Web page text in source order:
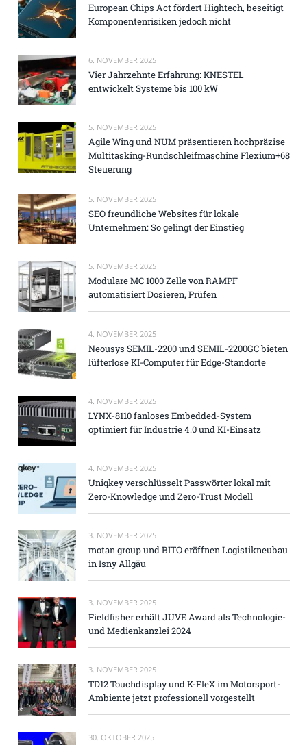
European Chips Act fördert Hightech, beseitigt
Komponentenrisiken jedoch nicht
6. NOVEMBER 2025
Vier Jahrzehnte Erfahrung: KNESTEL
entwickelt Systeme bis 100 kW
5. NOVEMBER 2025
Agile Wing und NUM präsentieren hochpräzise
Multitasking-Rundschleifmaschine Flexium+68
Steuerung
5. NOVEMBER 2025
SEO freundliche Websites für lokale
Unternehmen: So gelingt der Einstieg
5. NOVEMBER 2025
Modulare MC 1000 Zelle von RAMPF
automatisiert Dosieren, Prüfen
4. NOVEMBER 2025
Neousys SEMIL-2200 und SEMIL-2200GC bieten
lüfterlose KI-Computer für Edge-Standorte
4. NOVEMBER 2025
LYNX-8110 fanloses Embedded-System
optimiert für Industrie 4.0 und KI-Einsatz
4. NOVEMBER 2025
Uniqkey verschlüsselt Passwörter lokal mit
Zero-Knowledge und Zero-Trust Modell
3. NOVEMBER 2025
motan group und BITO eröffnen Logistikneubau
in Isny Allgäu
3. NOVEMBER 2025
Fieldfisher erhält JUVE Award als Technologie-
und Medienkanzlei 2024
3. NOVEMBER 2025
TD12 Touchdisplay und K-FleX im Motorsport-
Ambiente jetzt professionell vorgestellt
30. OKTOBER 2025